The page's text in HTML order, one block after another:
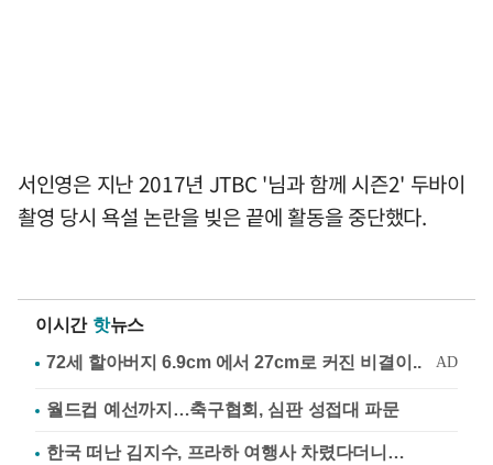
서인영은 지난 2017년 JTBC '님과 함께 시즌2' 두바이
촬영 당시 욕설 논란을 빚은 끝에 활동을 중단했다.
이시간 핫뉴스
월드컵 예선까지…축구협회, 심판 성접대 파문
한국 떠난 김지수, 프라하 여행사 차렸다더니…